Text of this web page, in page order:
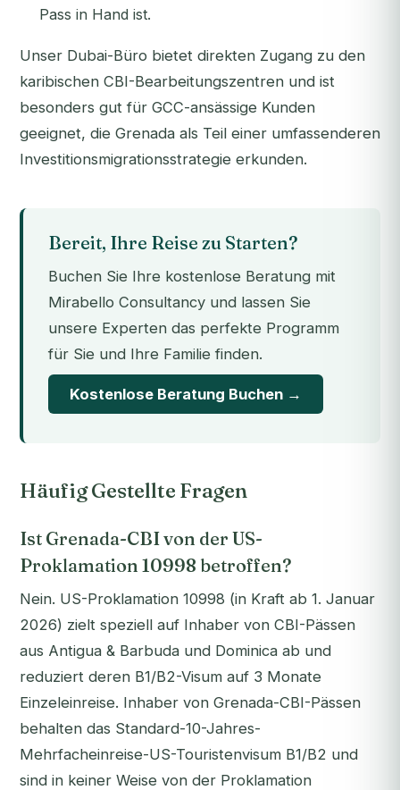
Pass in Hand ist.
Unser Dubai-Büro bietet direkten Zugang zu den
karibischen CBI-Bearbeitungszentren und ist
besonders gut für GCC-ansässige Kunden
geeignet, die Grenada als Teil einer umfassenderen
Investitionsmigrationsstrategie erkunden.
Bereit, Ihre Reise zu Starten?
Buchen Sie Ihre kostenlose Beratung mit
Mirabello Consultancy und lassen Sie
unsere Experten das perfekte Programm
für Sie und Ihre Familie finden.
Kostenlose Beratung Buchen →
Häufig Gestellte Fragen
Ist Grenada-CBI von der US-
Proklamation 10998 betroffen?
Nein. US-Proklamation 10998 (in Kraft ab 1. Januar
2026) zielt speziell auf Inhaber von CBI-Pässen
aus Antigua & Barbuda und Dominica ab und
reduziert deren B1/B2-Visum auf 3 Monate
Einzeleinreise. Inhaber von Grenada-CBI-Pässen
behalten das Standard-10-Jahres-
Mehrfacheinreise-US-Touristenvisum B1/B2 und
sind in keiner Weise von der Proklamation